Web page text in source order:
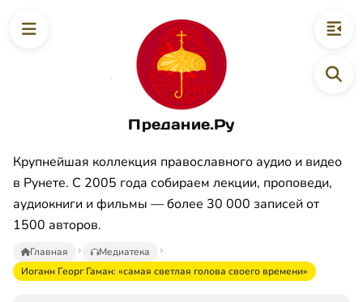
Предание.Ру
Крупнейшая коллекция православного аудио и видео
в Рунете. С 2005 года собираем лекции, проповеди,
аудиокниги и фильмы — более 30 000 записей от
1500 авторов.
Главная
Медиатека
Иоганн Георг Гаман: «самая светлая голова своего времени»